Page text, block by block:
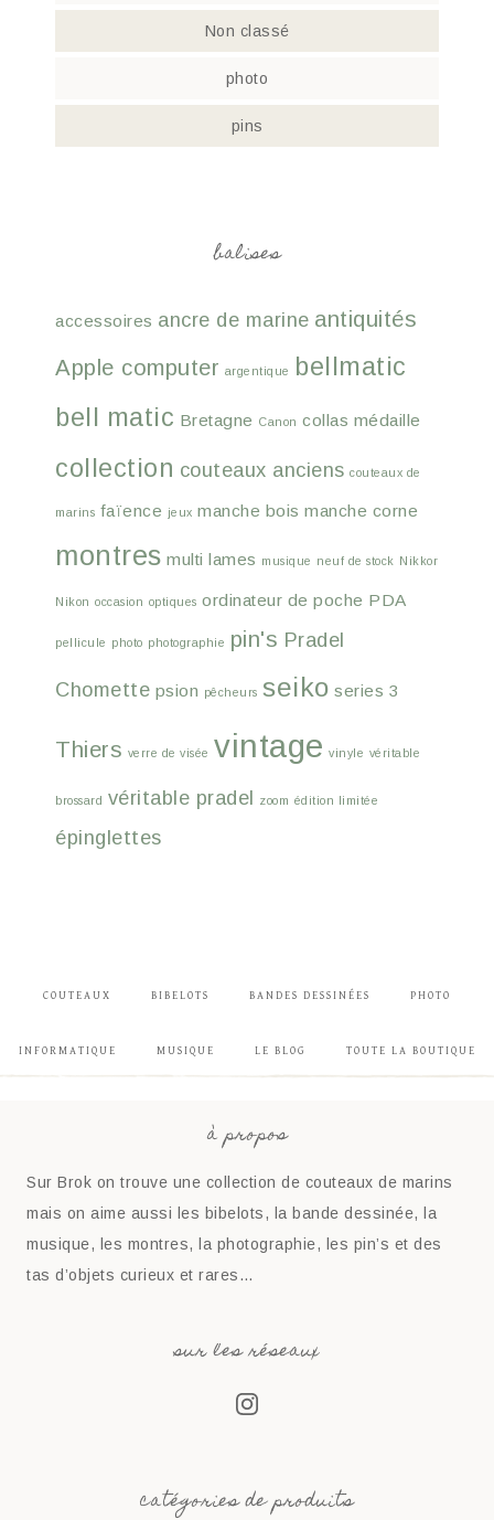
Non classé
photo
pins
balises
accessoires ancre de marine antiquités
Apple computer argentique
bellmatic
bell matic Bretagne Canon collas médaille
collection couteaux anciens couteaux de
marins faïence jeux manche bois manche corne
montres multi lames musique neuf de stock Nikkor
Nikon occasion optiques ordinateur de poche PDA
pellicule photo photographie pin's Pradel
Chomette psion pêcheurs seiko series 3
Thiers verre de visée vintage vinyle véritable
brossard véritable pradel zoom édition limitée
épinglettes
COUTEAUX BIBELOTS BANDES DESSINÉES PHOTO
INFORMATIQUE MUSIQUE LE BLOG TOUTE LA BOUTIQUE
à propos
Sur Brok on trouve une collection de couteaux de marins
mais on aime aussi les bibelots, la bande dessinée, la
musique, les montres, la photographie, les pin’s et des
tas d’objets curieux et rares…
sur les réseaux
catégories de produits